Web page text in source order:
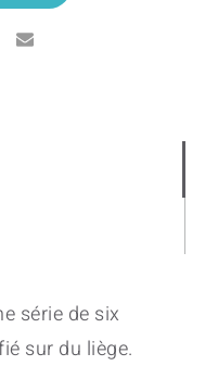
série de six
sur du liège.